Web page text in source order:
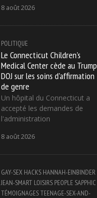
8 août 2026
POLITIQUE
Le Connecticut Children's
Medical Center cède au Trump
DOJ sur les soins d'affirmation
de genre
Un hôpital du Connecticut a
accepté les demandes de
l'administration
8 août 2026
GAY-SEX HACKS HANNAH-EINBINDER
JEAN-SMART LOISIRS PEOPLE SAPPHIC
TÉMOIGNAGESTEENAGE-SEX-AND-